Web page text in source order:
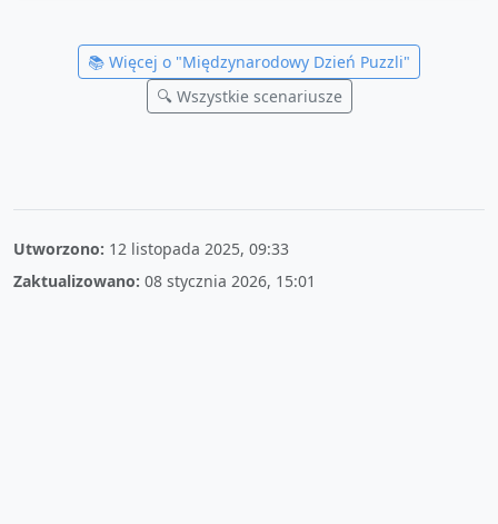
📚 Więcej o "Międzynarodowy Dzień Puzzli"
🔍 Wszystkie scenariusze
Utworzono: 12 listopada 2025, 09:33
Zaktualizowano: 08 stycznia 2026, 15:01